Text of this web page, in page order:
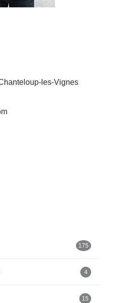
les-Vignes
175
4
15